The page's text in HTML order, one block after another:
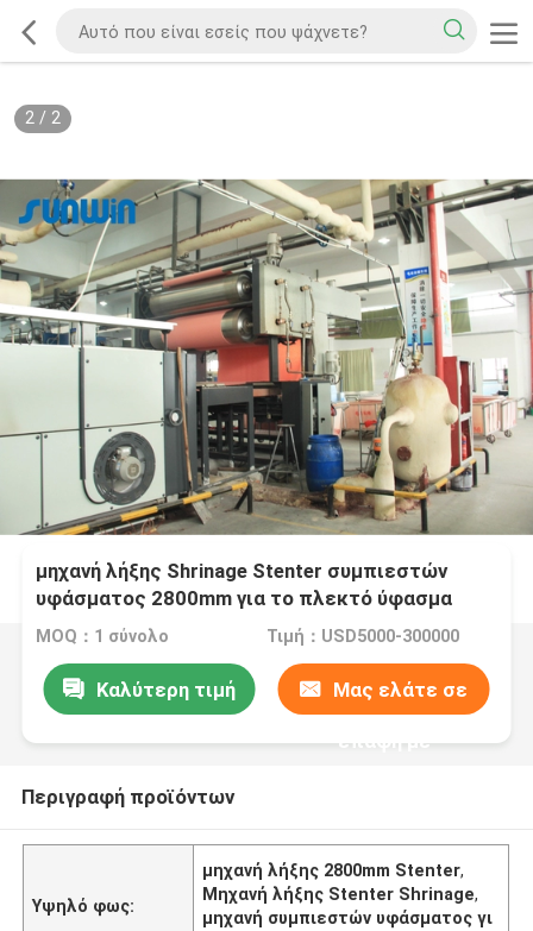
2/ 2
μηχανή λήξης Shrinage Stenter συμπιεστών
υφάσματος 2800mm για το πλεκτό ύφασμα
MOQ：1 σύνολο Τιμή：USD5000-300000
Καλύτερη τιμή Μας ελάτε σε
επαφή με
Περιγραφή προϊόντων
Υψηλό φως:
μηχανή λήξης 2800mm Stenter,
Μηχανή λήξης Stenter Shrinage,
μηχανή συμπιεστών υφάσματος γι